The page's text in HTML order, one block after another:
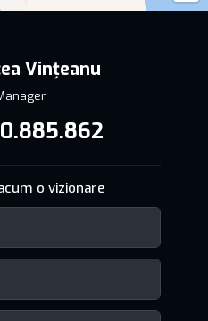
Vințeanu
o vizionare